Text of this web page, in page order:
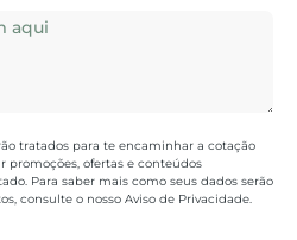
tratados para te encaminhar a cotação
promoções, ofertas e conteúdos
Para saber mais como seus dados serão
consulte o nosso Aviso de Privacidade.